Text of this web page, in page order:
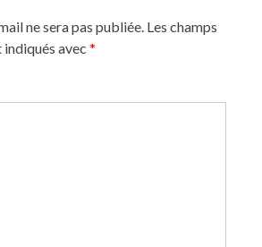
ne sera pas publiée. Les champs
avec *